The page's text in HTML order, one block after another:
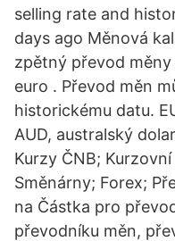
selling rate and
days ago Měnová
zpětný převod
euro . Převod měn
historickému datu.
AUD, australský
Kurzy ČNB;
Směnárny; Forex;
na Částka pro
převodníku měn,